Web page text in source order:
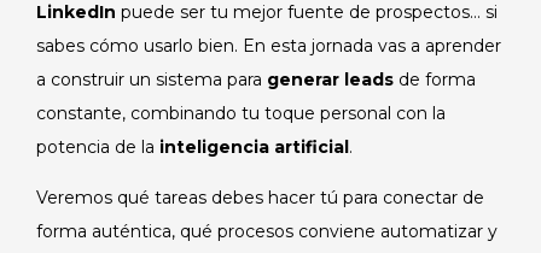
LinkedIn puede ser tu mejor fuente de prospectos… si
sabes cómo usarlo bien. En esta jornada vas a aprender
a construir un sistema para generar leads de forma
constante, combinando tu toque personal con la
potencia de la inteligencia artificial.
Veremos qué tareas debes hacer tú para conectar de
forma auténtica, qué procesos conviene automatizar y